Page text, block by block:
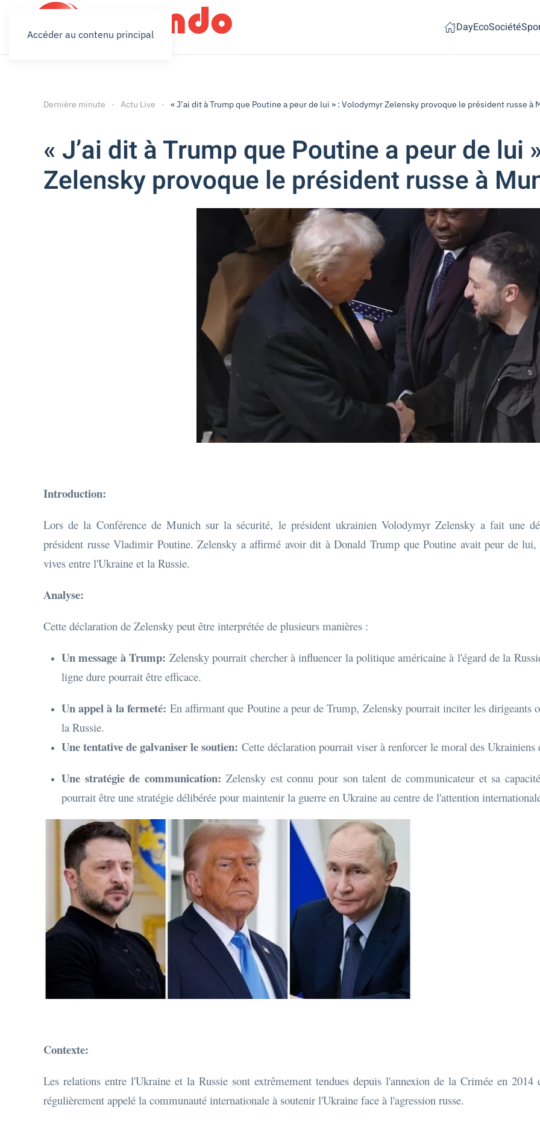
Accéder au contenu principal DayEcoSociété
Dernière minute Actu Live « J’ai dit à Trump que Poutine a peur de lui » : Volodymyr Zelensky provoque le président russe à
« J’ai dit à Trump que Poutine a peur de lui
Zelensky provoque le président russe à
Introduction:
Lors de la Conférence de Munich sur la sécurité, le président ukrainien Volodymyr Zelensky a fait une
président russe Vladimir Poutine. Zelensky a affirmé avoir dit à Donald Trump que Poutine avait peur de
vives entre l'Ukraine et la Russie.
Analyse:
Cette déclaration de Zelensky peut être interprétée de plusieurs manières :
Un message à Trump: Zelensky pourrait chercher à influencer la politique américaine à l'égard de la
ligne dure pourrait être efficace.
Un appel à la fermeté: En affirmant que Poutine a peur de Trump, Zelensky pourrait inciter les dirigeants
la Russie.
Une tentative de galvaniser le soutien: Cette déclaration pourrait viser à renforcer le moral des
Une stratégie de communication: Zelensky est connu pour son talent de communicateur et sa
pourrait être une stratégie délibérée pour maintenir la guerre en Ukraine au centre de l'attention
Contexte:
Les relations entre l'Ukraine et la Russie sont extrêmement tendues depuis l'annexion de la Crimée en
régulièrement appelé la communauté internationale à soutenir l'Ukraine face à l'agression russe.